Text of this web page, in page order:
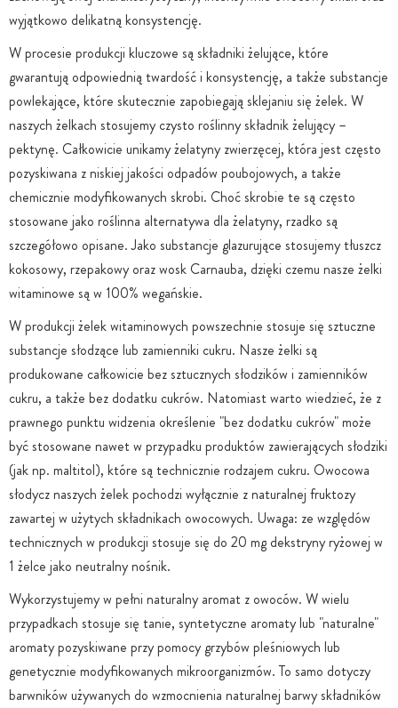
wyjątkowo delikatną konsystencję.
W procesie produkcji kluczowe są składniki żelujące, które
gwarantują odpowiednią twardość i konsystencję, a także substancje
powlekające, które skutecznie zapobiegają sklejaniu się żelek. W
naszych żelkach stosujemy czysto roślinny składnik żelujący –
pektynę. Całkowicie unikamy żelatyny zwierzęcej, która jest często
pozyskiwana z niskiej jakości odpadów poubojowych, a także
chemicznie modyfikowanych skrobi. Choć skrobie te są często
stosowane jako roślinna alternatywa dla żelatyny, rzadko są
szczegółowo opisane. Jako substancje glazurujące stosujemy tłuszcz
kokosowy, rzepakowy oraz wosk Carnauba, dzięki czemu nasze żelki
witaminowe są w 100% wegańskie.
W produkcji żelek witaminowych powszechnie stosuje się sztuczne
substancje słodzące lub zamienniki cukru. Nasze żelki są
produkowane całkowicie bez sztucznych słodzików i zamienników
cukru, a także bez dodatku cukrów. Natomiast warto wiedzieć, że z
prawnego punktu widzenia określenie "bez dodatku cukrów" może
być stosowane nawet w przypadku produktów zawierających słodziki
(jak np. maltitol), które są technicznie rodzajem cukru. Owocowa
słodycz naszych żelek pochodzi wyłącznie z naturalnej fruktozy
zawartej w użytych składnikach owocowych. Uwaga: ze względów
technicznych w produkcji stosuje się do 20 mg dekstryny ryżowej w
1 żelce jako neutralny nośnik.
Wykorzystujemy w pełni naturalny aromat z owoców. W wielu
przypadkach stosuje się tanie, syntetyczne aromaty lub "naturalne"
aromaty pozyskiwane przy pomocy grzybów pleśniowych lub
genetycznie modyfikowanych mikroorganizmów. To samo dotyczy
barwników używanych do wzmocnienia naturalnej barwy składników